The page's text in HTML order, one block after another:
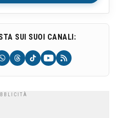
SUI SUOI CANALI: